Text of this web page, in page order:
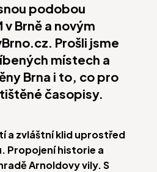
podobou
v Brně a novým
Prošli jsme
místech a
Brna i to, co pro
časopisy.
a zvláštní klid uprostřed
Propojení historie a
Arnoldovy vily. S